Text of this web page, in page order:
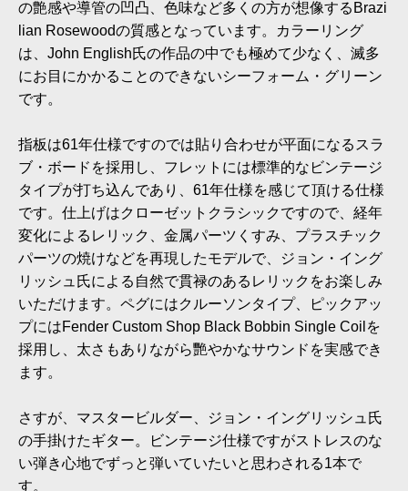
の艶感や導管の凹凸、色味など多くの方が想像するBrazi
lian Rosewoodの質感となっています。カラーリング
は、John English氏の作品の中でも極めて少なく、滅多
にお目にかかることのできないシーフォーム・グリーン
です。
指板は61年仕様ですのでは貼り合わせが平面になるスラ
ブ・ボードを採用し、フレットには標準的なビンテージ
タイプが打ち込んであり、61年仕様を感じて頂ける仕様
です。仕上げはクローゼットクラシックですので、経年
変化によるレリック、金属パーツくすみ、プラスチック
パーツの焼けなどを再現したモデルで、ジョン・イング
リッシュ氏による自然で貫禄のあるレリックをお楽しみ
いただけます。ペグにはクルーソンタイプ、ピックアッ
プにはFender Custom Shop Black Bobbin Single Coilを
採用し、太さもありながら艷やかなサウンドを実感でき
ます。
さすが、マスタービルダー、ジョン・イングリッシュ氏
の手掛けたギター。ビンテージ仕様ですがストレスのな
い弾き心地でずっと弾いていたいと思わされる1本で
す。